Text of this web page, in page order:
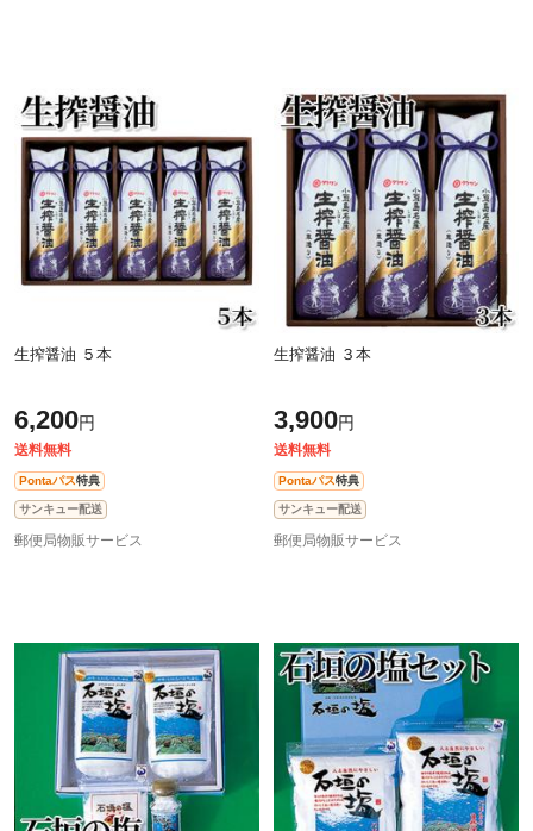
生搾醤油 ５本
6,200円
送料無料
Pontaパス特典
サンキュー配送
郵便局物販サービス
生搾醤油 ３本
3,900円
送料無料
Pontaパス特典
サンキュー配送
郵便局物販サービス